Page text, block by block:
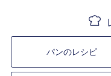
パンのレシピ